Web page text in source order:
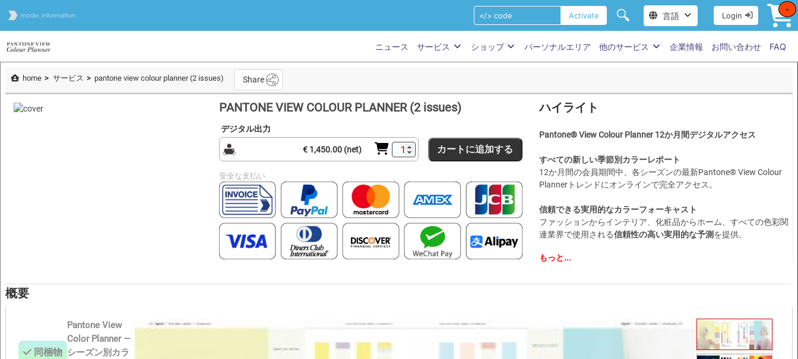
Activate 🔍 言語 Login
-
ニュース サービス ショップ パーソナルエリア 他のサービス 企業情報 お問い合わせ FAQ
home サービス pantone view colour planner (2 issues) Share
PANTONE VIEW COLOUR PLANNER (2 issues)
デジタル出力
€ 1,450.00 (net) カートに追加する
安全な支払い
ハイライト
Pantone® View Colour Planner 12か月間デジタルアクセス
すべての新しい季節別カラーレポート
12か月間の会員期間中、各シーズンの最新Pantone® View Colour
Plannerトレンドにオンラインで完全アクセス。
信頼できる実用的なカラーフォーキャスト
ファッションからインテリア、化粧品からホーム、すべての色彩関
連業界で使用される信頼性の高い実用的な予測を提供。
キーカラー & コアパレット
の基盤を形成。2〜4色の補助カラーを加えてコアパレットを開発、
ハーモニーページ & カラーコンビネーション
を探索 — Plannerの強みのひと
つ。クリエイティブディレクション、製品開発、マーチャンダイジ
もっと...
概要
同梱物
Pantone View
Color Planner —
シーズン別カラ